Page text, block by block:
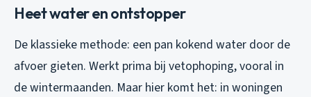
Heet water en ontstopper
De klassieke methode: een pan kokend water door de
afvoer gieten. Werkt prima bij vetophoping, vooral in
de wintermaanden. Maar hier komt het: in woningen